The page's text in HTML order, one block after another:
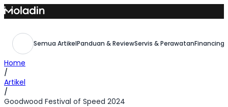
Skip
to
Semua ArtikelPanduan & ReviewServis & Perawatan
Home
/
Artikel
/
Goodwood Festival of Speed ​​2024